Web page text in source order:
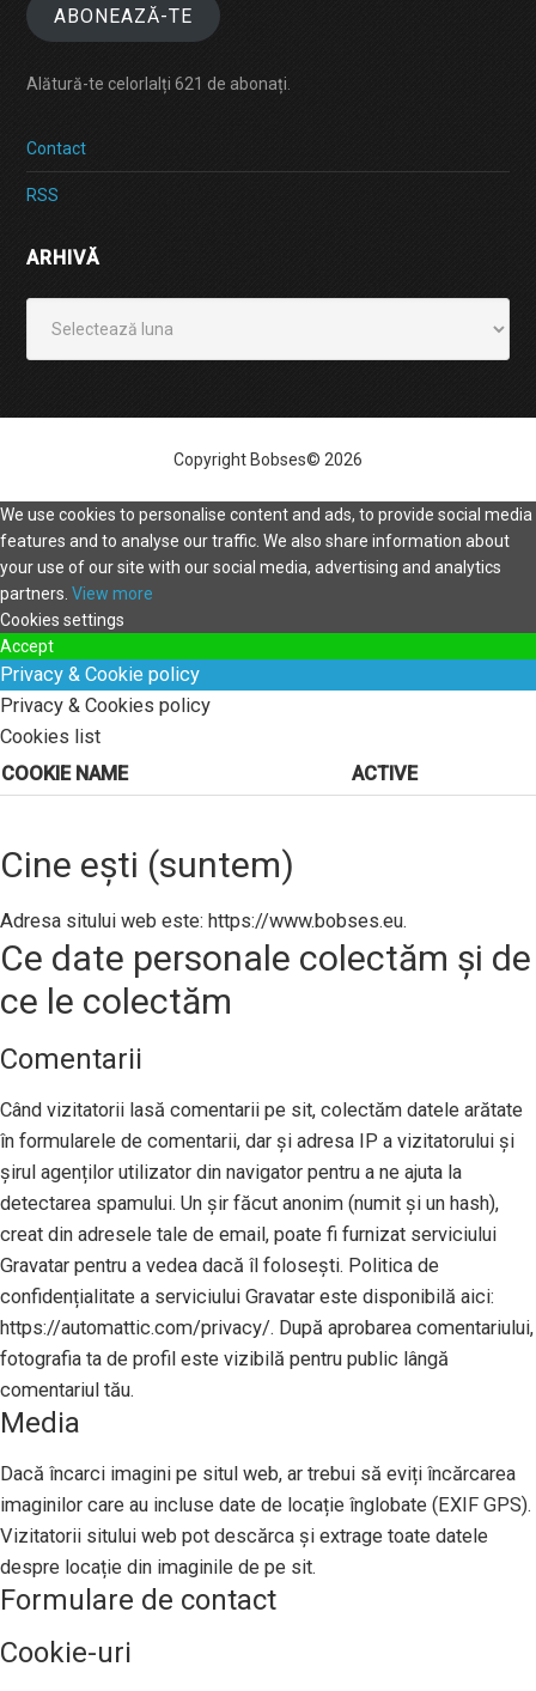
ABONEAZĂ-TE
Alătură-te celorlalți 621 de abonați.
Contact
RSS
ARHIVĂ
Copyright Bobses© 2026
We use cookies to personalise content and ads, to provide social media
features and to analyse our traffic. We also share information about
your use of our site with our social media, advertising and analytics
partners. View more
Cookies settings
Accept
Privacy & Cookie policy
Privacy & Cookies policy
Cookies list
COOKIE NAME
ACTIVE
Cine ești (suntem)
Adresa sitului web este: https://www.bobses.eu.
Ce date personale colectăm și de
ce le colectăm
Comentarii
Când vizitatorii lasă comentarii pe sit, colectăm datele arătate
în formularele de comentarii, dar și adresa IP a vizitatorului și
șirul agenților utilizator din navigator pentru a ne ajuta la
detectarea spamului. Un șir făcut anonim (numit și un hash),
creat din adresele tale de email, poate fi furnizat serviciului
Gravatar pentru a vedea dacă îl folosești. Politica de
confidențialitate a serviciului Gravatar este disponibilă aici:
https://automattic.com/privacy/. După aprobarea comentariului,
fotografia ta de profil este vizibilă pentru public lângă
comentariul tău.
Media
Dacă încarci imagini pe situl web, ar trebui să eviți încărcarea
imaginilor care au incluse date de locație înglobate (EXIF GPS).
Vizitatorii sitului web pot descărca și extrage toate datele
despre locație din imaginile de pe sit.
Formulare de contact
Cookie-uri